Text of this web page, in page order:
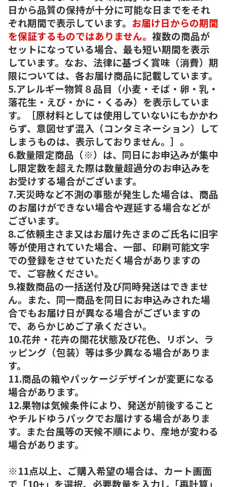
日から品質の保持が十分に可能な日までをそれ
ぞれ期間で表示しています。 お届け日からの期間
を保証するものではありません。 複数の商品が
セットになっている場合、最も短い期間を表示
しています。なお、法律に基づく賞味（消費）期
限については、各お届け商品に記載しています。
5.アレルギー物質８品目（小麦・そば・卵・乳・
落花生・えび・かに・くるみ）を表示していま
す。［原材料としては使用していないにもかかわ
らず、意図せず混入（コンタミネーション）して
しまうものは、表示しておりません。］。
6.数量限定商品（※）は、同日にお申込みが集中
し限定数を超えた際は数量超過分のお申込みを
お受けする場合がございます。
7.天災時など不測の事態が発生した場合は、商品
のお届けができない場合や遅延する場合などが
ございます。
8.ご依頼主さま又はお届け先さまのご氏名に旧字
等が使用されていた場合、一部、印刷可能文字
での登録をさせていただく場合がありますの
で、ご容赦ください。
9.複数商品の一括送付及び同時発送はできませ
ん。また、同一商品を同日にお申込みされた場
合でもお届け日が異なる場合がございますの
で、あらかじめご了承ください。
10.花弁・花卉の開花状態及び花色、リボン、ラ
ッピング（包装）等は多少異なる場合がありま
す。
11.商品の箱やパッケージデザインが変更になる
場合があります。
12.果物は気候条件により、発送が前後すること
やチルドゆうパックでお届けする場合がありま
す。また台風等の天候不順により、産地が変わる
場合があります。
※11点以上、ご購入希望の場合は、カート画面
で「10+」を選択、必要数量を入力し「再計算」